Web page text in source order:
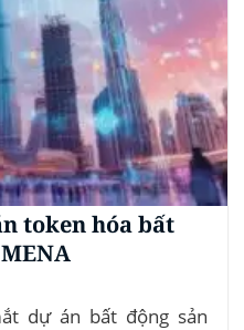
token hóa bất
dự án bất động sản